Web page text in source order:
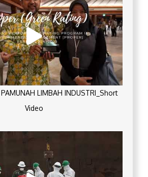
LIMBAH INDUSTRI_Short
Video